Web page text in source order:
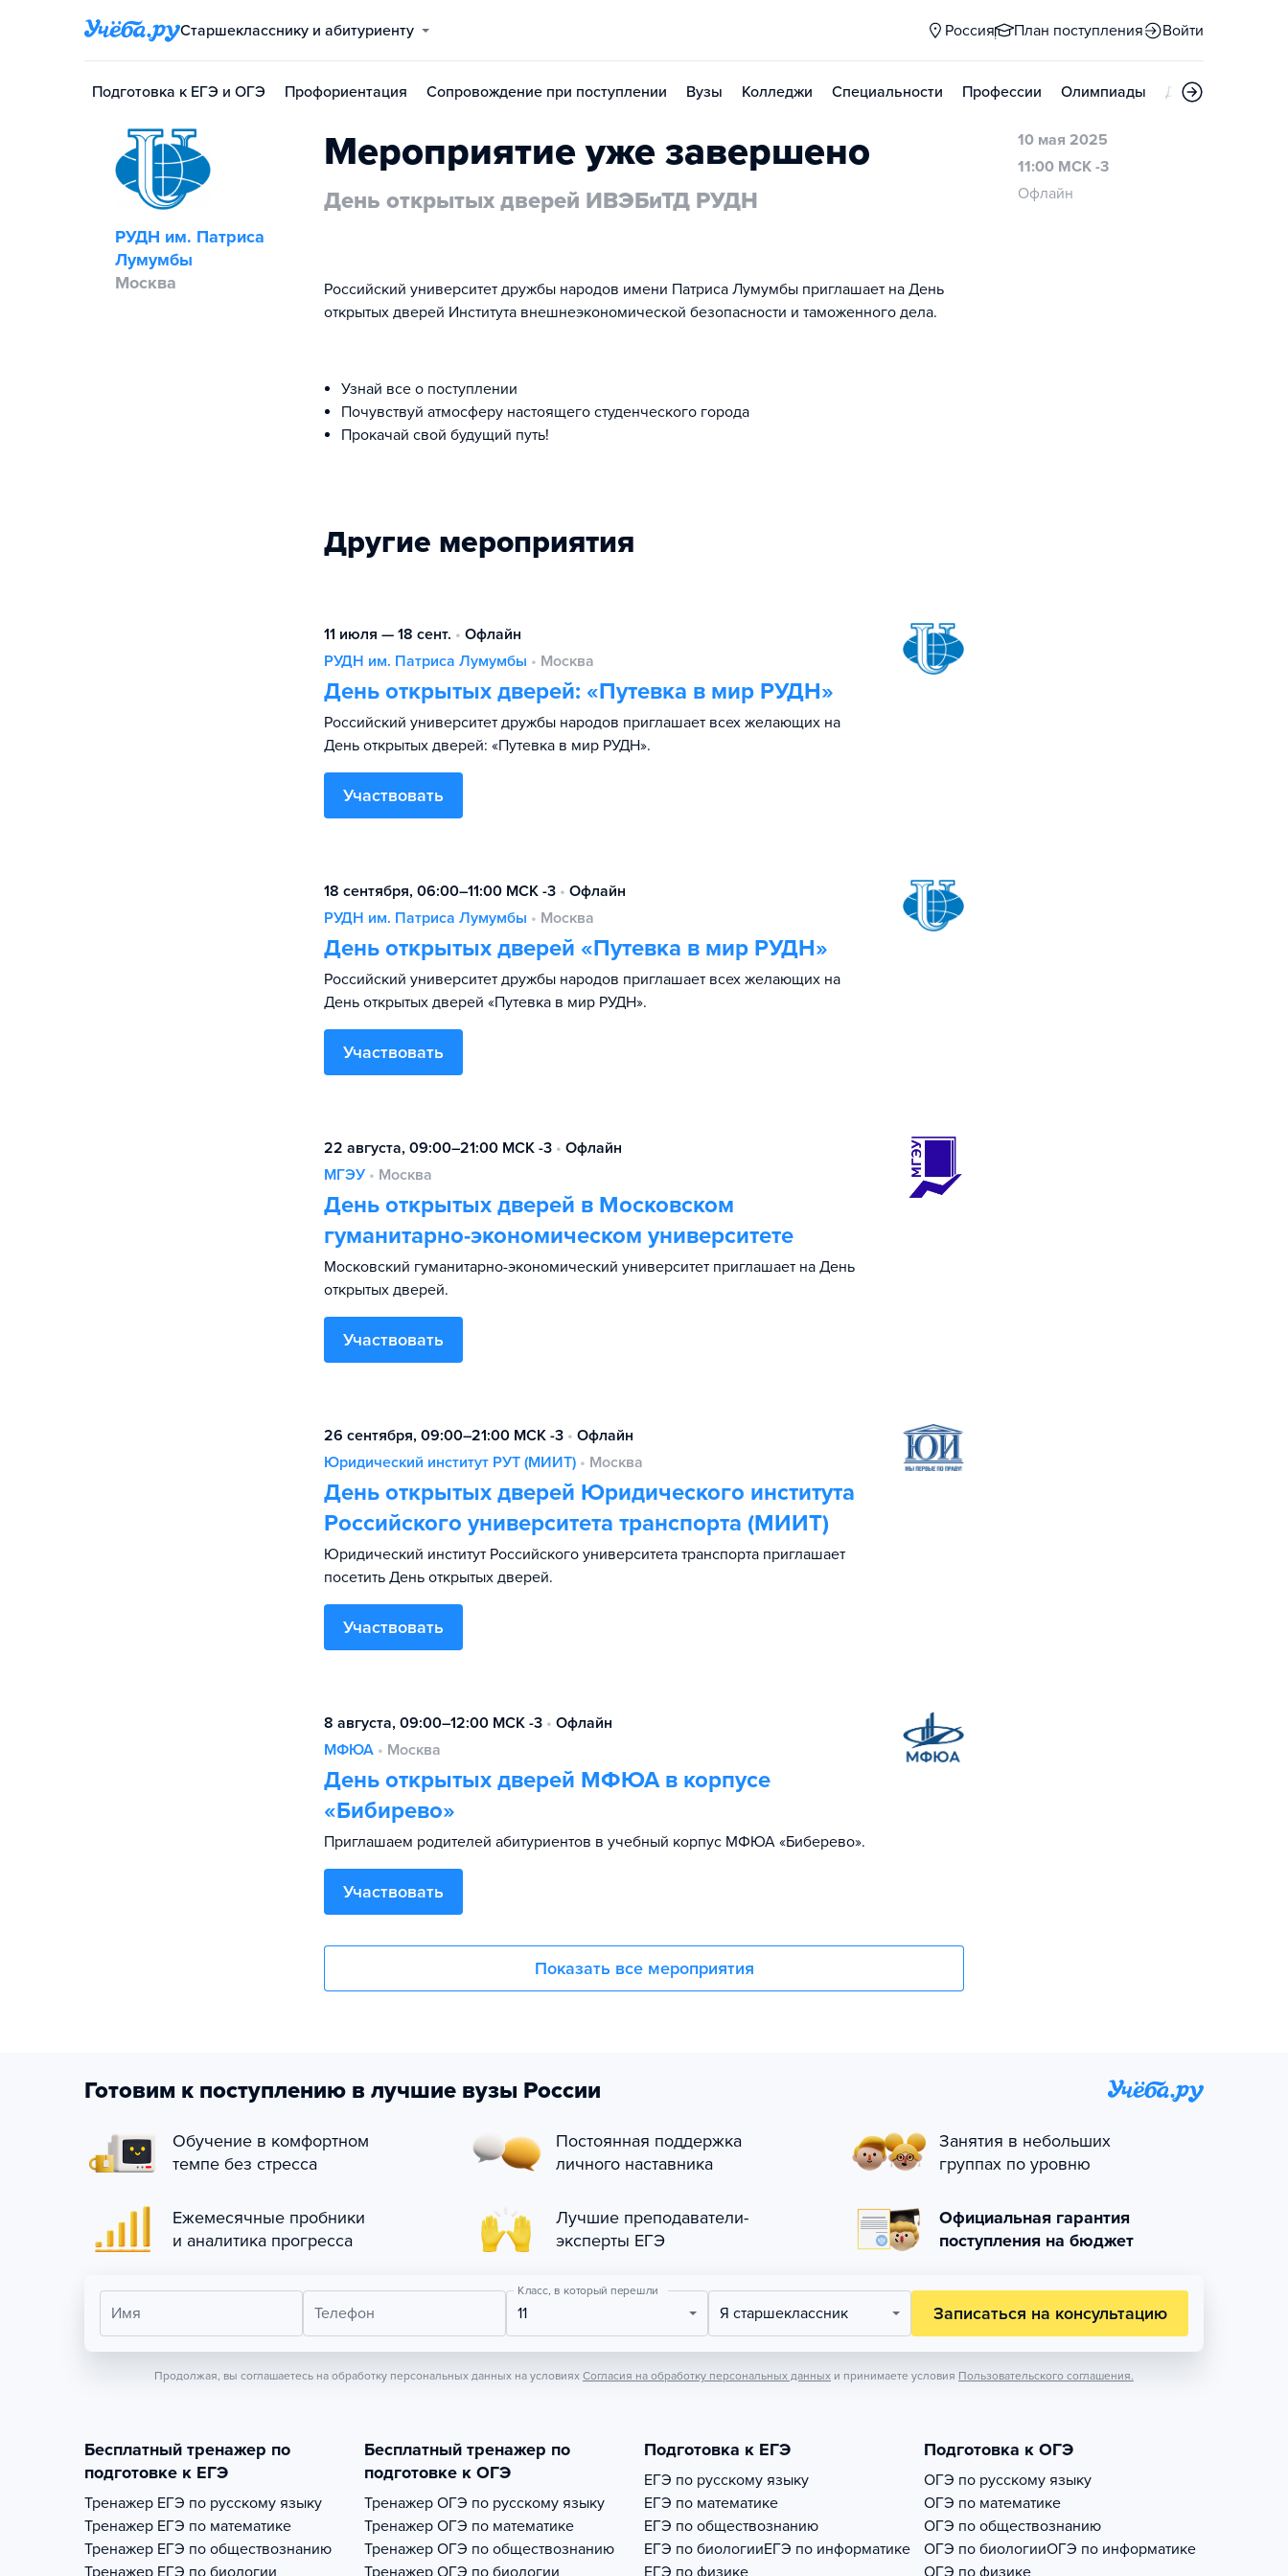
Старшекласснику и абитуриенту Россия План поступления Войти
Подготовка к ЕГЭ и ОГЭ Профориентация Сопровождение при поступлении Вузы Колледжи Специальности Профессии Олимпиады Дни открытых
РУДН им. Патриса
Лумумбы
Москва
Мероприятие уже завершено
День открытых дверей ИВЭБиТД РУДН
Российский университет дружбы народов имени Патриса Лумумбы приглашает на День
открытых дверей Института внешнеэкономической безопасности и таможенного дела.
Узнай все о поступлении
Почувствуй атмосферу настоящего студенческого города
Прокачай свой будущий путь!
10 мая 2025
11:00 МСК -3
Офлайн
Другие мероприятия
11 июля — 18 сент. • Офлайн
РУДН им. Патриса Лумумбы • Москва
День открытых дверей: «Путевка в мир РУДН»
Российский университет дружбы народов приглашает всех желающих на
День открытых дверей: «Путевка в мир РУДН».
Участвовать
18 сентября, 06:00–11:00 МСК -3 • Офлайн
РУДН им. Патриса Лумумбы • Москва
День открытых дверей «Путевка в мир РУДН»
Российский университет дружбы народов приглашает всех желающих на
День открытых дверей «Путевка в мир РУДН».
Участвовать
22 августа, 09:00–21:00 МСК -3 • Офлайн
МГЭУ • Москва
День открытых дверей в Московском
гуманитарно-экономическом университете
Московский гуманитарно-экономический университет приглашает на День
открытых дверей.
Участвовать
26 сентября, 09:00–21:00 МСК -3 • Офлайн
Юридический институт РУТ (МИИТ) • Москва
День открытых дверей Юридического института
Российского университета транспорта (МИИТ)
Юридический институт Российского университета транспорта приглашает
посетить День открытых дверей.
Участвовать
8 августа, 09:00–12:00 МСК -3 • Офлайн
МФЮА • Москва
День открытых дверей МФЮА в корпусе
«Бибирево»
Приглашаем родителей абитуриентов в учебный корпус МФЮА «Биберево».
Участвовать
Показать все мероприятия
Готовим к поступлению в лучшие вузы России
Обучение в комфортном
темпе без стресса
Постоянная поддержка
личного наставника
Занятия в небольших
группах по уровню
Ежемесячные пробники
и аналитика прогресса
Лучшие преподаватели-
эксперты ЕГЭ
Официальная гарантия
поступления на бюджет
Имя Телефон
Класс, в который перешли
11 Я старшеклассник Записаться на консультацию
Продолжая, вы соглашаетесь на обработку персональных данных на условиях Согласия на обработку персональных данных и принимаете условия Пользовательского соглашения.
Бесплатный тренажер по
подготовке к ЕГЭ
Тренажер ЕГЭ по русскому языку
Тренажер ЕГЭ по математике
Тренажер ЕГЭ по обществознанию
Тренажер ЕГЭ по биологии
Бесплатный тренажер по
подготовке к ОГЭ
Тренажер ОГЭ по русскому языку
Тренажер ОГЭ по математике
Тренажер ОГЭ по обществознанию
Тренажер ОГЭ по биологии
Подготовка к ЕГЭ
ЕГЭ по русскому языку
ЕГЭ по математике
ЕГЭ по обществознанию
ЕГЭ по биологииЕГЭ по информатике
ЕГЭ по физике
Подготовка к ОГЭ
ОГЭ по русскому языку
ОГЭ по математике
ОГЭ по обществознанию
ОГЭ по биологииОГЭ по информатике
ОГЭ по физике